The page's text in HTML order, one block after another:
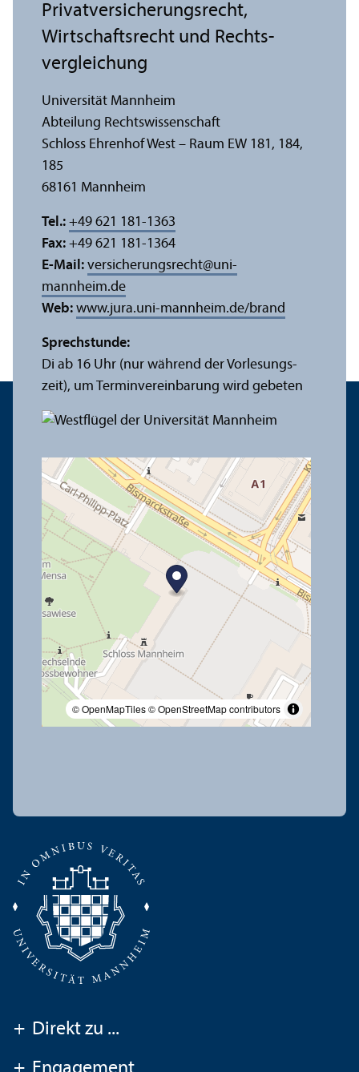
© OpenMapTiles© OpenStreetMap contributors
Privat­versicherungs­recht,
Wirtschafts­recht und Rechts­
vergleich­ung
Universität Mannheim
Abteilung Rechts­wissenschaft
Schloss Ehrenhof West – Raum EW 181, 184,
185
68161 Mannheim
Tel.: +49 621 181-1363
Fax: +49 621 181-1364
E-Mail: versicherungsrecht@uni-
mannheim.de
Web: www.jura.uni-mannheim.de/brand
Sprechstunde:
Di ab 16 Uhr (nur während der Vorlesungs­
zeit), um Termin­vereinbarung wird gebeten
+ Direkt zu ...